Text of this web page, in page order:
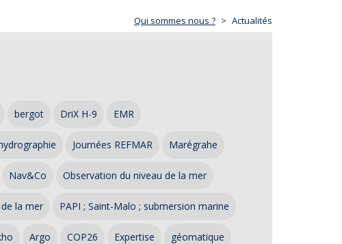
Qui sommes nous ? Actualités
bergot DriX H-9 EMR
Journées REFMAR Marégrahe
Nav&Co Observation du niveau de la mer
la mer PAPI ; Saint-Malo ; submersion marine
Argo COP26 Expertise géomatique